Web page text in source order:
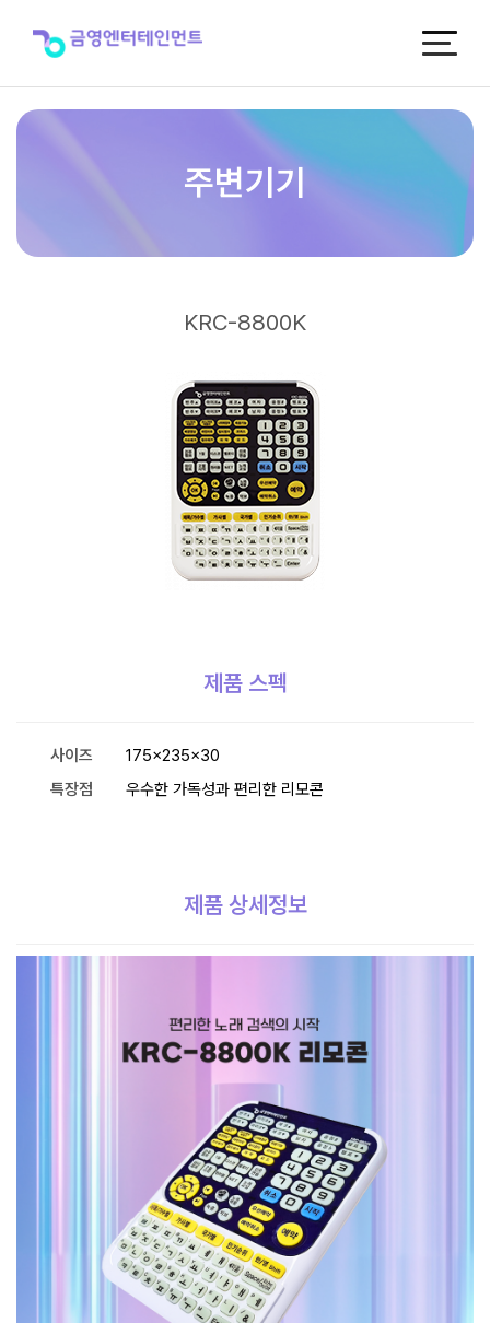
8800K
주변기기
KRC-8800K
제품 스펙
사이즈
175×235×30
특장점
우수한 가독성과 편리한 리모콘
제품 상세정보